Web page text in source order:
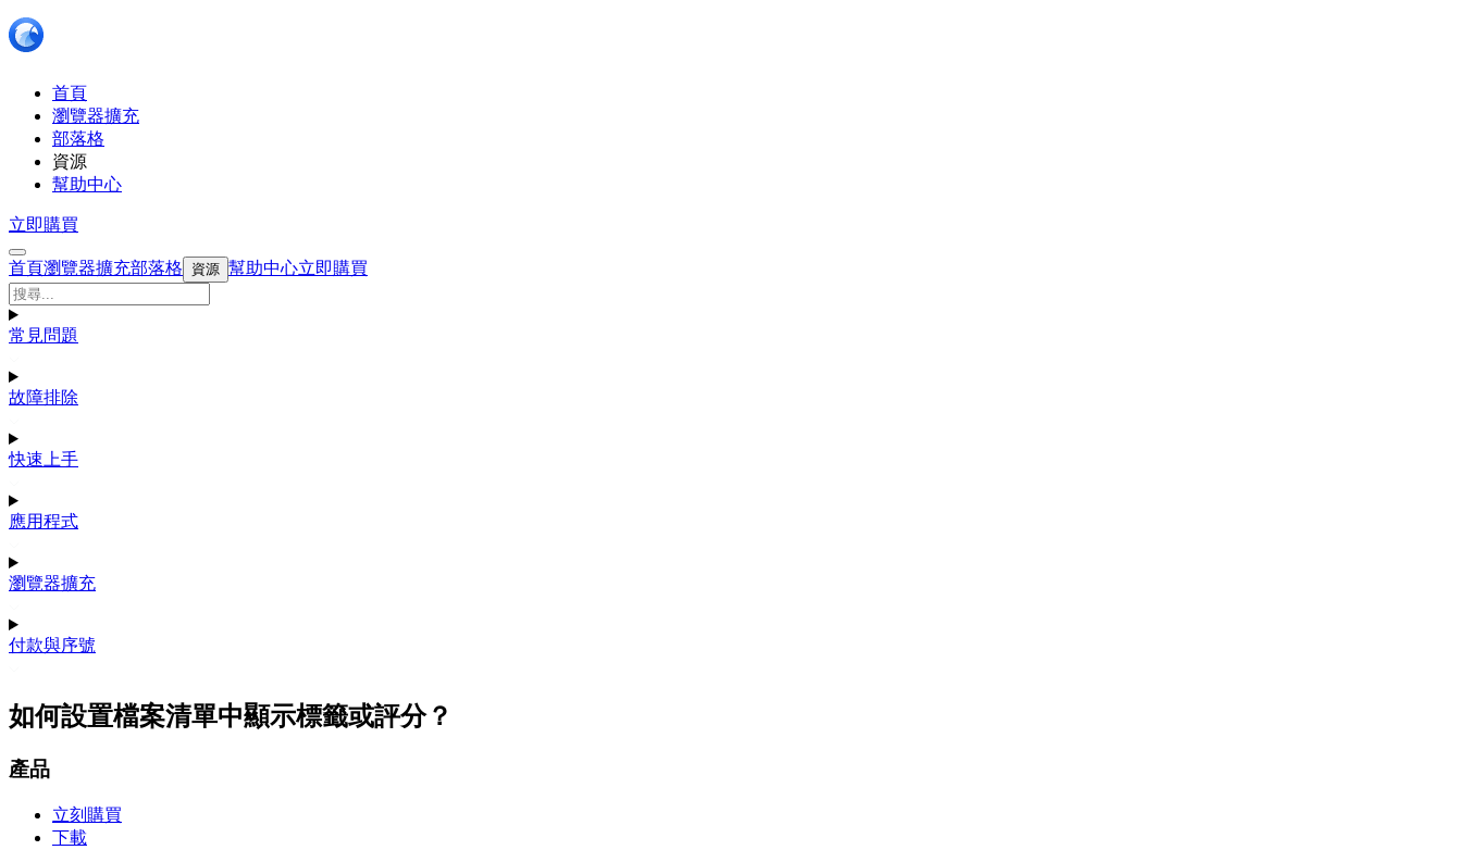
首頁
瀏覽器擴充
部落格
資源
幫助中心
立即購買
首頁瀏覽器擴充部落格 資源 幫助中心立即購買
常見問題
故障排除
快速上手
應用程式
瀏覽器擴充
付款與序號
如何設置檔案清單中顯示標籤或評分？
產品
立刻購買
下載